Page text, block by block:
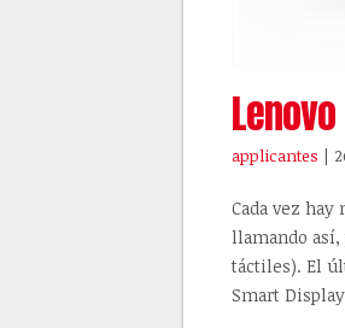
applicantes |
Cada vez
llamando
táctiles). El
Smart